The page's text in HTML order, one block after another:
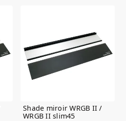
Shade miroir WRGB II /
WRGB II slim45